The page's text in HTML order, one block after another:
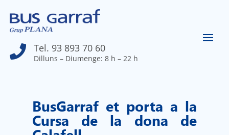
 Tel. 93 893 70 60
Dilluns – Diumenge: 8 h – 22 h
BusGarraf et porta a la
Cursa de la dona de